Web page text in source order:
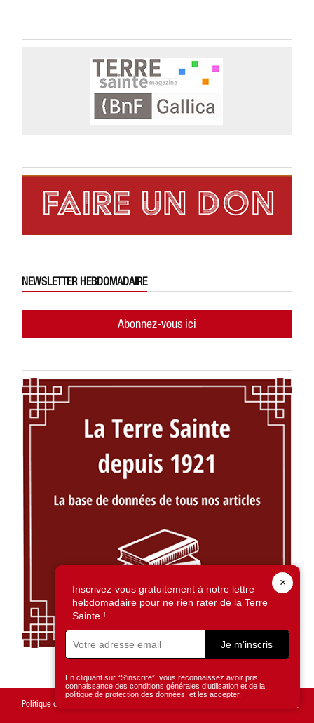
NEWSLETTER HEBDOMADAIRE
Abonnez-vous ici
×
Inscrivez-vous gratuitement à notre lettre
hebdomadaire pour ne rien rater de la Terre
Sainte !
Je m'inscris
En cliquant sur “S'inscrire”, vous reconnaissez avoir pris
connaissance des conditions générales d’utilisation et de la
politique de protection des données, et les accepter.
Politique de confidentialité